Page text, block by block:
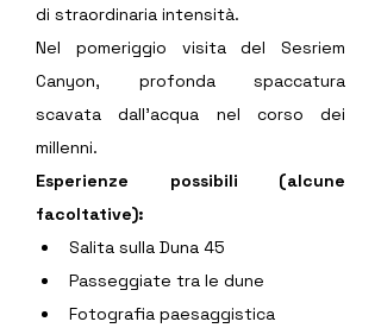
di straordinaria intensità.
Nel pomeriggio visita del Sesriem
Canyon, profonda spaccatura
scavata dall’acqua nel corso dei
millenni.
Esperienze possibili (alcune
facoltative):
Salita sulla Duna 45
Passeggiate tra le dune
Fotografia paesaggistica